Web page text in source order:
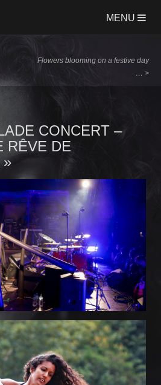
MENU
Flowers blooming on a festive day
… >
CONCERT –
RÊVE DE
»